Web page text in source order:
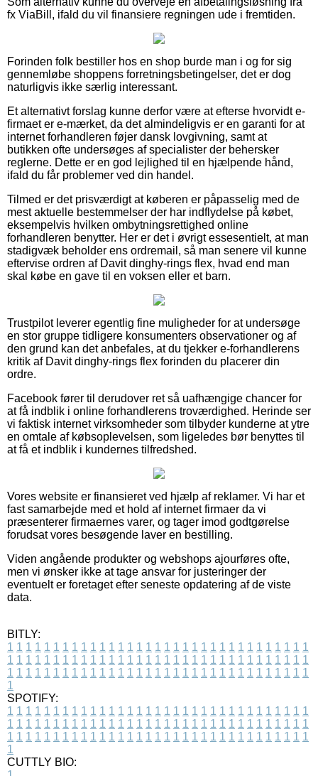
fx ViaBill, ifald du vil finansiere regningen ude i fremtiden.
Forinden folk bestiller hos en shop burde man i og for sig
gennemløbe shoppens forretningsbetingelser, det er dog
naturligvis ikke særlig interessant.
Et alternativt forslag kunne derfor være at efterse hvorvidt e-
firmaet er e-mærket, da det almindeligvis er en garanti for at
internet forhandleren føjer dansk lovgivning, samt at
butikken ofte undersøges af specialister der behersker
reglerne. Dette er en god lejlighed til en hjælpende hånd,
ifald du får problemer ved din handel.
Tilmed er det prisværdigt at køberen er påpasselig med de
mest aktuelle bestemmelser der har indflydelse på købet,
eksempelvis hvilken ombytningsrettighed online
forhandleren benytter. Her er det i øvrigt essesentielt, at man
stadigvæk beholder ens ordremail, så man senere vil kunne
eftervise ordren af Davit dinghy-rings flex, hvad end man
skal købe en gave til en voksen eller et barn.
Trustpilot leverer egentlig fine muligheder for at undersøge
en stor gruppe tidligere konsumenters observationer og af
den grund kan det anbefales, at du tjekker e-forhandlerens
kritik af Davit dinghy-rings flex forinden du placerer din
ordre.
Facebook fører til derudover ret så uafhængige chancer for
at få indblik i online forhandlerens troværdighed. Herinde ser
vi faktisk internet virksomheder som tilbyder kunderne at ytre
en omtale af købsoplevelsen, som ligeledes bør benyttes til
at få et indblik i kundernes tilfredshed.
Vores website er finansieret ved hjælp af reklamer. Vi har et
fast samarbejde med et hold af internet firmaer da vi
præsenterer firmaernes varer, og tager imod godtgørelse
forudsat vores besøgende laver en bestilling.
Viden angående produkter og webshops ajourføres ofte,
men vi ønsker ikke at tage ansvar for justeringer der
eventuelt er foretaget efter seneste opdatering af de viste
data.
BITLY:
1 1 1 1 1 1 1 1 1 1 1 1 1 1 1 1 1 1 1 1 1 1 1 1 1 1 1 1 1 1 1 1 1
1 1 1 1 1 1 1 1 1 1 1 1 1 1 1 1 1 1 1 1 1 1 1 1 1 1 1 1 1 1 1 1 1
1 1 1 1 1 1 1 1 1 1 1 1 1 1 1 1 1 1 1 1 1 1 1 1 1 1 1 1 1 1 1 1 1
1
SPOTIFY:
1 1 1 1 1 1 1 1 1 1 1 1 1 1 1 1 1 1 1 1 1 1 1 1 1 1 1 1 1 1 1 1 1
1 1 1 1 1 1 1 1 1 1 1 1 1 1 1 1 1 1 1 1 1 1 1 1 1 1 1 1 1 1 1 1 1
1 1 1 1 1 1 1 1 1 1 1 1 1 1 1 1 1 1 1 1 1 1 1 1 1 1 1 1 1 1 1 1 1
1
CUTTLY BIO: